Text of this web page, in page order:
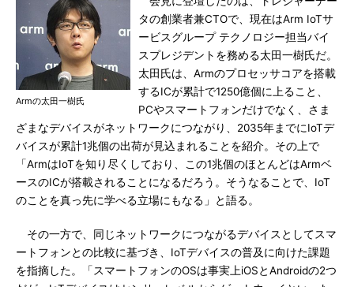
Armの太田一樹氏
タの創業者兼CTOで、現在はArm IoTサ
ービスグループ テクノロジー担当バイ
スプレジデントを務める太田一樹氏だ。
太田氏は、Armのプロセッサコアを搭載
するICが累計で1250億個に上ること、
PCやスマートフォンだけでなく、さま
ざまなデバイスがネットワークにつながり、2035年までにIoTデ
バイスが累計1兆個の出荷が見込まれることを紹介。その上で
「ArmはIoTを知り尽くしており、この1兆個のほとんどはArmベ
ースのICが搭載されることになるだろう。そうなることで、IoT
のことを真っ先に学べる立場にもなる」と語る。
その一方で、同じネットワークにつながるデバイスとしてスマ
ートフォンとの比較に基づき、IoTデバイスの普及に向けた課題
を指摘した。「スマートフォンのOSは事実上iOSとAndroidの2つ